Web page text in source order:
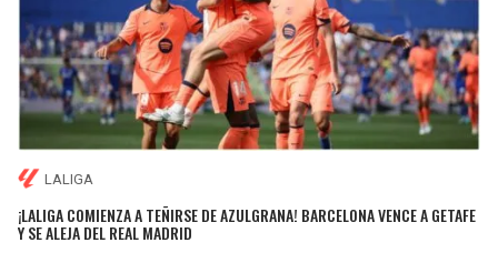
LALIGA
¡LALIGA COMIENZA A TEÑIRSE DE AZULGRANA! BARCELONA VENCE A GETAFE
Y SE ALEJA DEL REAL MADRID